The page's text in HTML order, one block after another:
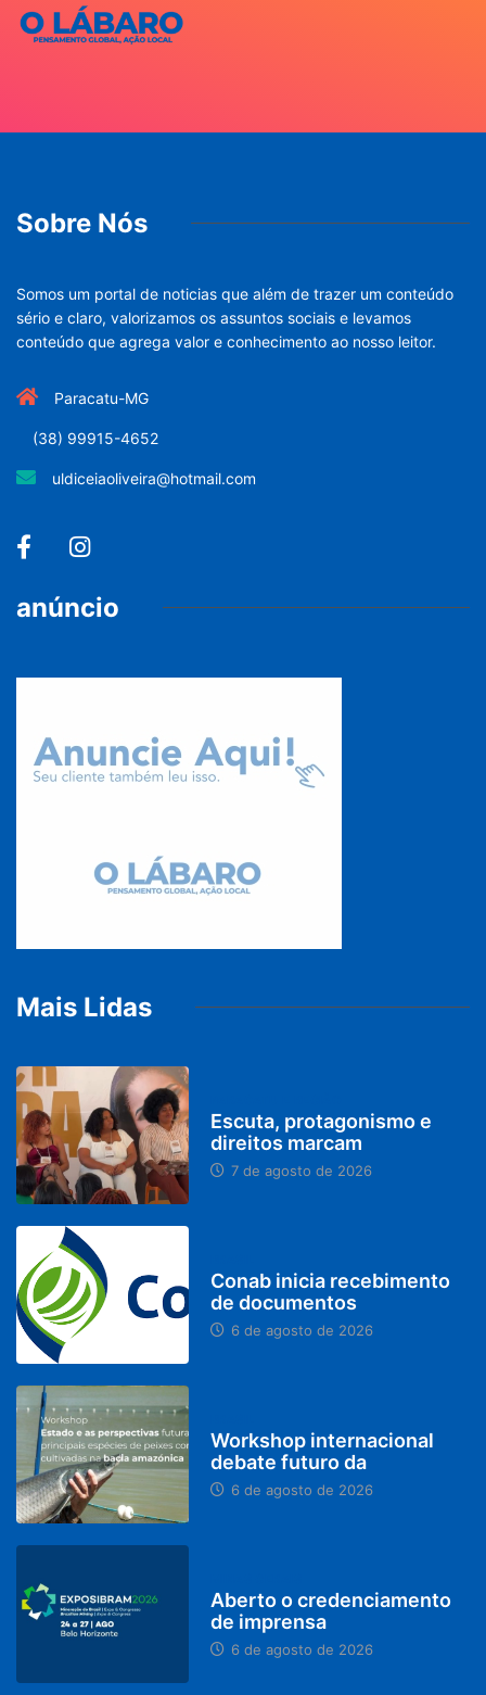
Sobre Nós
Somos um portal de noticias que além de trazer um conteúdo
sério e claro, valorizamos os assuntos sociais e levamos
conteúdo que agrega valor e conhecimento ao nosso leitor.
Paracatu-MG
(38) 99915-4652
uldiceiaoliveira@hotmail.com
anúncio
Mais Lidas
Escuta, protagonismo e
direitos marcam
7 de agosto de 2026
Conab inicia recebimento
de documentos
6 de agosto de 2026
Workshop internacional
debate futuro da
6 de agosto de 2026
Aberto o credenciamento
de imprensa
6 de agosto de 2026